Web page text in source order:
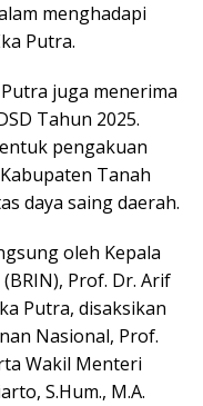
menghadapi
Putra.
juga menerima
Tahun 2025.
pengakuan
Tanah
daya saing daerah.
oleh Kepala
Prof. Dr. Arif
Putra, disaksikan
Nasional, Prof.
Wakil Menteri
S.Hum., M.A.